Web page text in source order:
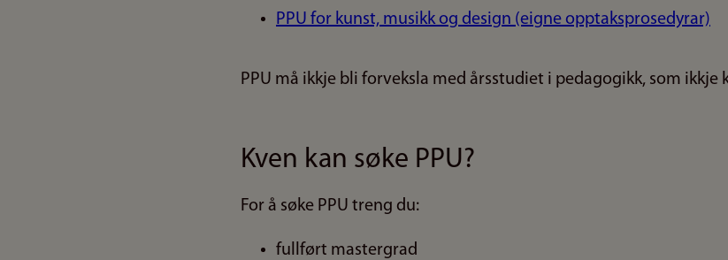
PPU for kunst, musikk og design (eigne opptaksprosedyrar)
PPU må ikkje bli forveksla med årsstudiet i pedagogikk, som
Kven kan søke PPU?
For å søke PPU treng du:
fullført mastergrad